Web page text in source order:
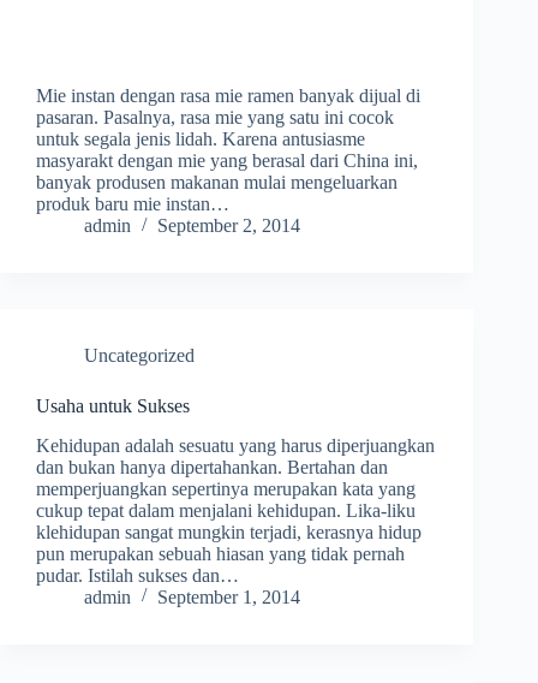
Mie instan dengan rasa mie ramen banyak dijual di
pasaran. Pasalnya, rasa mie yang satu ini cocok
untuk segala jenis lidah. Karena antusiasme
masyarakt dengan mie yang berasal dari China ini,
banyak produsen makanan mulai mengeluarkan
produk baru mie instan…
admin
September 2, 2014
Uncategorized
Usaha untuk Sukses
Kehidupan adalah sesuatu yang harus diperjuangkan
dan bukan hanya dipertahankan. Bertahan dan
memperjuangkan sepertinya merupakan kata yang
cukup tepat dalam menjalani kehidupan. Lika-liku
klehidupan sangat mungkin terjadi, kerasnya hidup
pun merupakan sebuah hiasan yang tidak pernah
pudar. Istilah sukses dan…
admin
September 1, 2014